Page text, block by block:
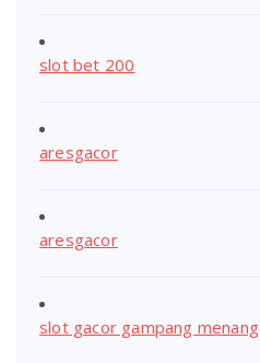
slot bet 200
aresgacor
aresgacor
slot gacor gampang menang